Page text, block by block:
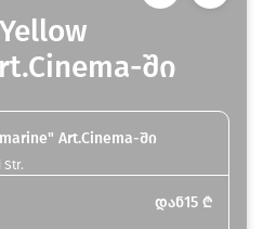
ში
Art.Cinema-ში
Str.
დან15 ₾